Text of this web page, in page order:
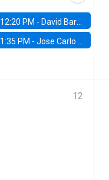
12:20 PM - David Bardey, Universidad de los Andes - CEDE
1:35 PM -Jose Carlo Bermudez, UC (ME) & World Bank
12